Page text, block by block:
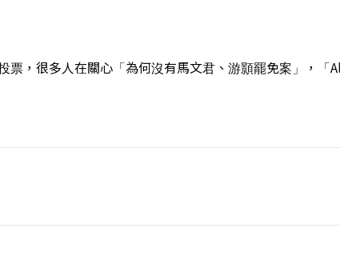
，很多人在關心「為何沒有馬文君、游顥罷免案」，